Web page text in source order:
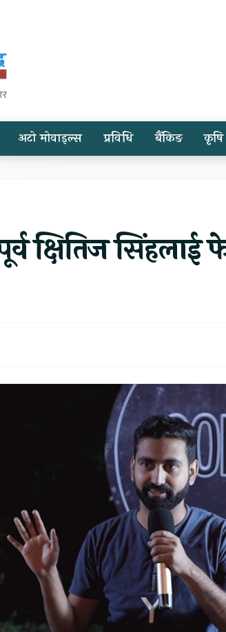
अटो मोवाइल्स प्रविधि बैंकिङ कृषि
क्षितिज सिंहलाई